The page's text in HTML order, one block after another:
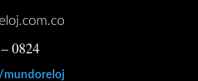
0824
mundoreloj